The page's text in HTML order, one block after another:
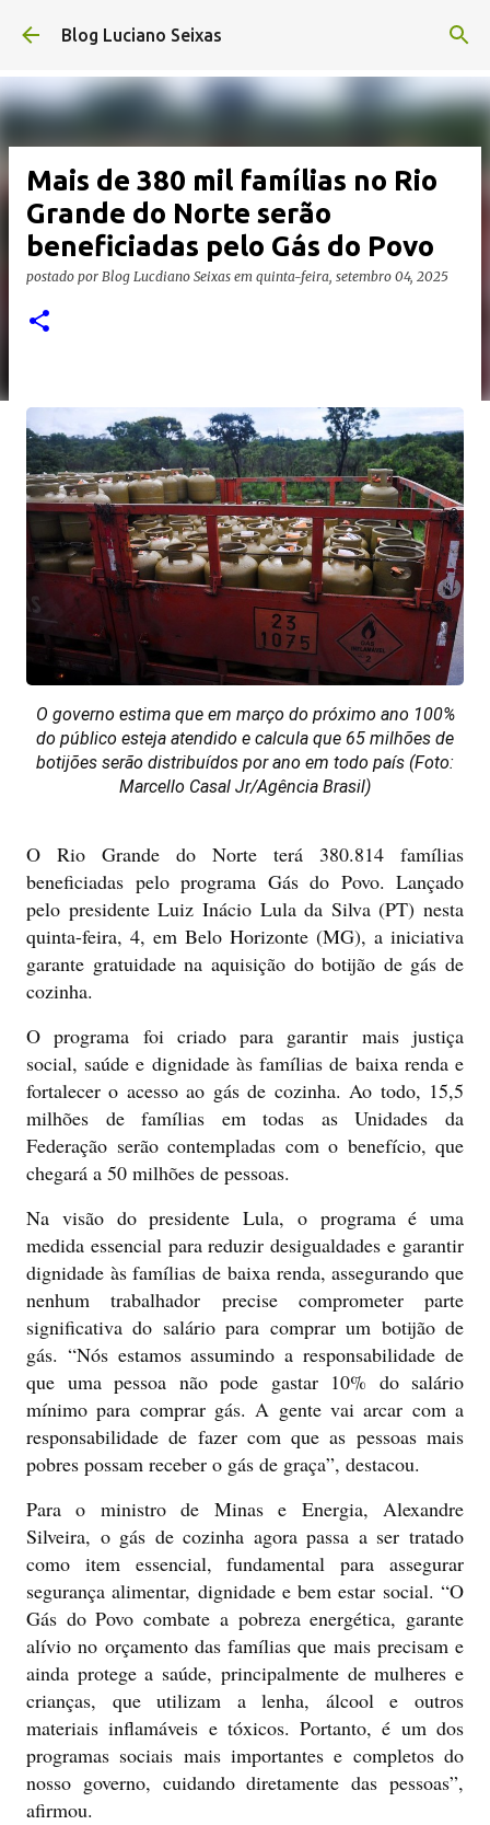
Pular para o conteúdo principal
Blog Luciano Seixas
Mais de 380 mil famílias no Rio
Grande do Norte serão
beneficiadas pelo Gás do Povo
postado por Blog Lucdiano Seixas em quinta-feira, setembro 04, 2025
O governo estima que em março do próximo ano 100%
do público esteja atendido e calcula que 65 milhões de
botijões serão distribuídos por ano em todo país (Foto:
Marcello Casal Jr/Agência Brasil)
O Rio Grande do Norte terá 380.814 famílias
beneficiadas pelo programa Gás do Povo. Lançado
pelo presidente Luiz Inácio Lula da Silva (PT) nesta
quinta-feira, 4, em Belo Horizonte (MG), a iniciativa
garante gratuidade na aquisição do botijão de gás de
cozinha.
O programa foi criado para garantir mais justiça
social, saúde e dignidade às famílias de baixa renda e
fortalecer o acesso ao gás de cozinha. Ao todo, 15,5
milhões de famílias em todas as Unidades da
Federação serão contempladas com o benefício, que
chegará a 50 milhões de pessoas.
Na visão do presidente Lula, o programa é uma
medida essencial para reduzir desigualdades e garantir
dignidade às famílias de baixa renda, assegurando que
nenhum trabalhador precise comprometer parte
significativa do salário para comprar um botijão de
gás. “Nós estamos assumindo a responsabilidade de
que uma pessoa não pode gastar 10% do salário
mínimo para comprar gás. A gente vai arcar com a
responsabilidade de fazer com que as pessoas mais
pobres possam receber o gás de graça”, destacou.
Para o ministro de Minas e Energia, Alexandre
Silveira, o gás de cozinha agora passa a ser tratado
como item essencial, fundamental para assegurar
segurança alimentar, dignidade e bem estar social. “O
Gás do Povo combate a pobreza energética, garante
alívio no orçamento das famílias que mais precisam e
ainda protege a saúde, principalmente de mulheres e
crianças, que utilizam a lenha, álcool e outros
materiais inflamáveis e tóxicos. Portanto, é um dos
programas sociais mais importantes e completos do
nosso governo, cuidando diretamente das pessoas”,
afirmou.